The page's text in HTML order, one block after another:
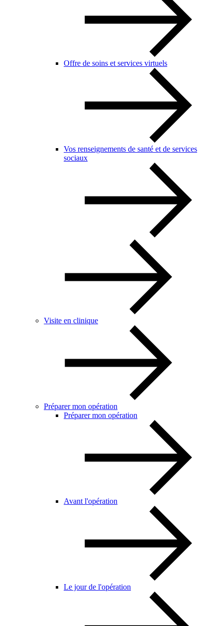
Offre de soins et services virtuels
Vos renseignements de santé et de services
sociaux
Visite en clinique
Préparer mon opération
Préparer mon opération
Avant l'opération
Le jour de l'opération